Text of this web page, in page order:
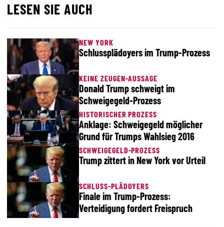
LESEN SIE AUCH
NEW YORK
Schlussplädoyers im Trump-Prozess
KEINE ZEUGEN-AUSSAGE
Donald Trump schweigt im
Schweigegeld-Prozess
HISTORISCHER PROZESS
Anklage: Schweigegeld möglicher
Grund für Trumps Wahlsieg 2016
SCHWEIGEGELD-PROZESS
Trump zittert in New York vor Urteil
SCHLUSS-PLÄDOYERS
Finale im Trump-Prozess:
Verteidigung fordert Freispruch